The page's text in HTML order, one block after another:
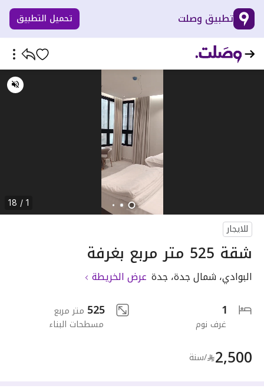
تطبيق وصلت تحميل التطبيق
1 / 18
للايجار
شقة 525 متر مربع بغرفة
البوادي، شمال جدة، جدة عرض الخريطة
1
غرف نوم
525 متر مربع
مسطحات البناء
2,500 /سنة